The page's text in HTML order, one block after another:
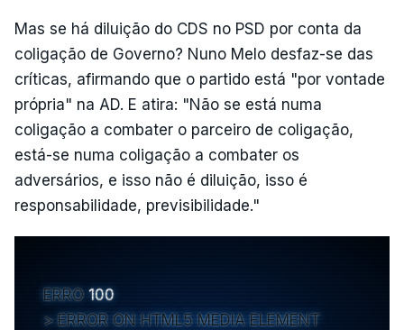
Mas se há diluição do CDS no PSD por conta da
coligação de Governo? Nuno Melo desfaz-se das
críticas, afirmando que o partido está "por vontade
própria" na AD. E atira: "Não se está numa
coligação a combater o parceiro de coligação,
está-se numa coligação a combater os
adversários, e isso não é diluição, isso é
responsabilidade, previsibilidade."
ERRO 100
ERROR ON HTML5 MEDIA ELEMENT